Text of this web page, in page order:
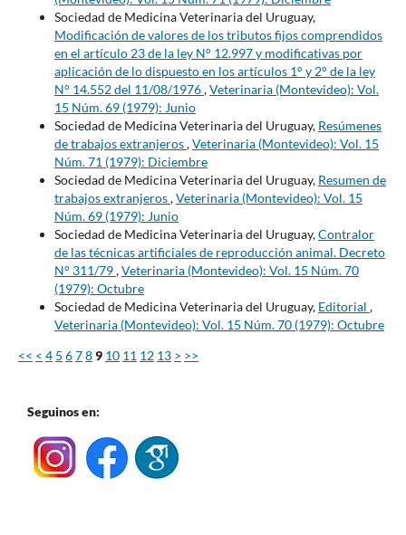
Sociedad de Medicina Veterinaria del Uruguay,
Modificación de valores de los tributos fijos comprendidos
en el artículo 23 de la ley N° 12.997 y modificativas por
aplicación de lo dispuesto en los artículos 1° y 2° de la ley
N° 14.552 del 11/08/1976,Veterinaria (Montevideo): Vol.
15 Núm. 69 (1979): Junio
Sociedad de Medicina Veterinaria del Uruguay, Resúmenes
de trabajos extranjeros,Veterinaria (Montevideo): Vol. 15
Núm. 71 (1979): Diciembre
Sociedad de Medicina Veterinaria del Uruguay, Resumen de
trabajos extranjeros,Veterinaria (Montevideo): Vol. 15
Núm. 69 (1979): Junio
Sociedad de Medicina Veterinaria del Uruguay,Contralor
de las técnicas artificiales de reproducción animal. Decreto
N° 311/79,Veterinaria (Montevideo): Vol. 15 Núm. 70
(1979): Octubre
Sociedad de Medicina Veterinaria del Uruguay, Editorial ,
Veterinaria (Montevideo): Vol. 15 Núm. 70 (1979): Octubre
<< < 4 5 6789 10 11 12 13 > >>
Seguinos en: